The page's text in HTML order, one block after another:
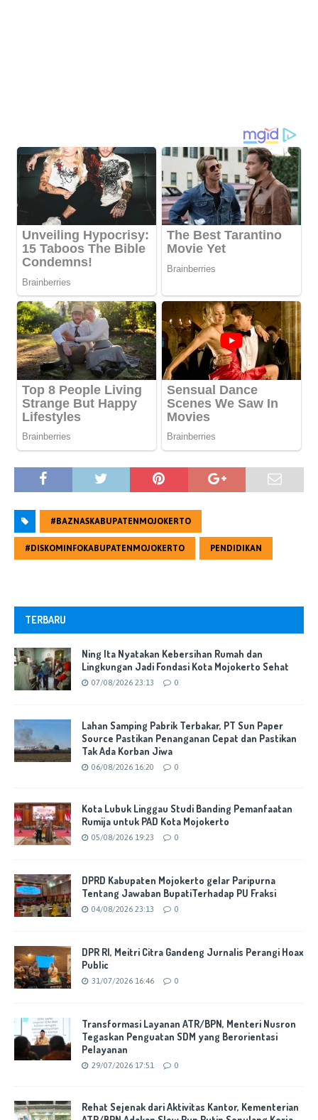
#BAZNASKABUPATENMOJOKERTO
#DISKOMINFOKABUPATENMOJOKERTO PENDIDIKAN
TERBARU
Ning Ita Nyatakan Kebersihan Rumah dan
Lingkungan Jadi Fondasi Kota Mojokerto Sehat
07/08/2026 23:13 0
Lahan Samping Pabrik Terbakar, PT Sun Paper
Source Pastikan Penanganan Cepat dan Pastikan
Tak Ada Korban Jiwa
06/08/2026 16:20 0
Kota Lubuk Linggau Studi Banding Pemanfaatan
Rumija untuk PAD Kota Mojokerto
05/08/2026 19:23 0
DPRD Kabupaten Mojokerto gelar Paripurna
Tentang Jawaban BupatiTerhadap PU Fraksi
04/08/2026 23:13 0
DPR RI, Meitri Citra Gandeng Jurnalis Perangi Hoax
Public
31/07/2026 16:46 0
Transformasi Layanan ATR/BPN, Menteri Nusron
Tegaskan Penguatan SDM yang Berorientasi
Pelayanan
29/07/2026 17:51 0
Rehat Sejenak dari Aktivitas Kantor, Kementerian